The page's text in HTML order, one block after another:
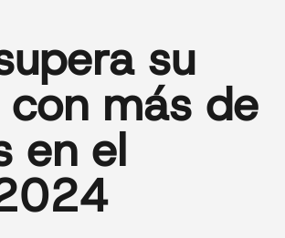
su
más de
en el